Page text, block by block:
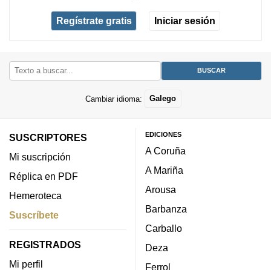
Regístrate gratis Iniciar sesión
Cambiar idioma: Galego
SUSCRIPTORES
Mi suscripción
Réplica en PDF
Hemeroteca
Suscríbete
REGISTRADOS
Mi perfil
EDICIONES
A Coruña
A Mariña
Arousa
Barbanza
Carballo
Deza
Ferrol